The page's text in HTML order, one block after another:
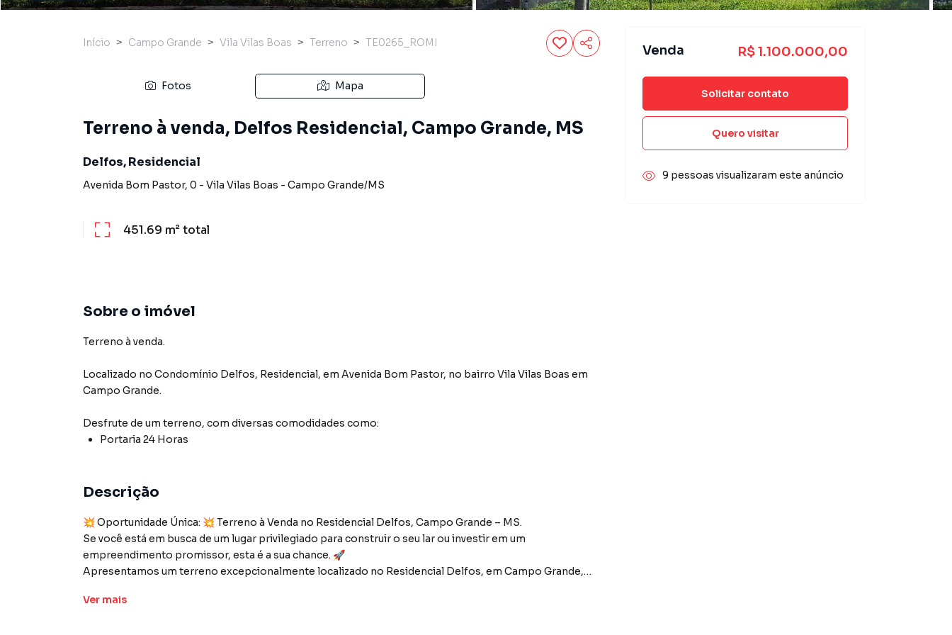
Início Campo Grande Vila Vilas Boas Terreno TE0265_ROMI
Fotos Mapa
Terreno à venda, Delfos Residencial, Campo Grande, MS
Delfos, Residencial
Avenida Bom Pastor, 0 - Vila Vilas Boas - Campo Grande/MS
451.69 m²total
Sobre o imóvel
Terreno à venda.
Localizado no Condomínio Delfos, Residencial, em Avenida Bom Pastor, no bairro Vila Vilas Boas em
Campo Grande.
Desfrute de um terreno, com diversas comodidades como:
Portaria 24 Horas
Descrição
💥 Oportunidade Única: 💥 Terreno à Venda no Residencial Delfos, Campo Grande – MS.
Se você está em busca de um lugar privilegiado para construir o seu lar ou investir em um
empreendimento promissor, esta é a sua chance. 🚀
Apresentamos um terreno excepcionalmente localizado no Residencial Delfos, em Campo Grande,
Situado na Av. Bom Pastor, este terreno possui uma área generosa de 451,69m², oferecendo espaço
Ver mais
Venda R$ 1.100.000,00
Solicitar contato
Quero visitar
9 pessoas visualizaram este anúncio